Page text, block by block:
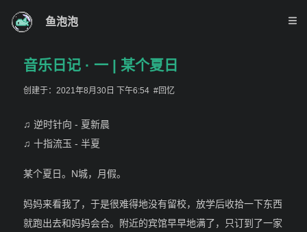
鱼泡泡
音乐日记 · 一 | 某个夏日
创建于：2021年8月30日 下午6:54 #回忆
♫ 逆时针向 - 夏新晨
♫ 十指流玉 - 半夏
某个夏日。N城，月假。
妈妈来看我了，于是很难得地没有留校，放学后收拾一下东西
就跑出去和妈妈会合。附近的宾馆早早地满了，只订到了一家